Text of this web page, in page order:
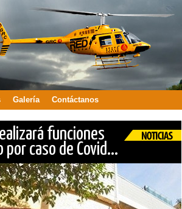
Galería Contáctanos
funciones
caso de Covid...